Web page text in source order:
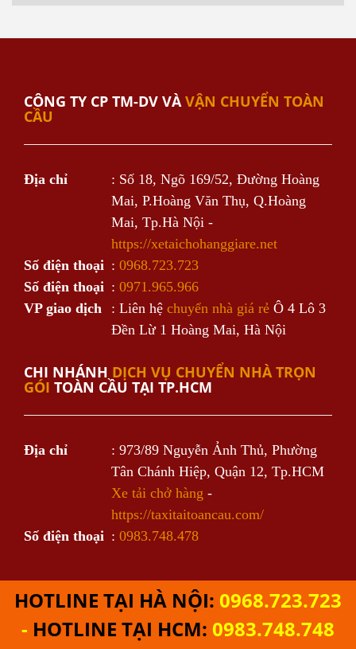
CÔNG TY CP TM-DV VÀVẬN CHUYỂN TOÀN
CẦU
Địa chỉ
: Số 18, Ngõ 169/52, Đường Hoàng
Mai, P.Hoàng Văn Thụ, Q.Hoàng
Mai, Tp.Hà Nội -
https://xetaichohanggiare.net
Số điện thoại : 0968.723.723
Số điện thoại : 0971.965.966
VP giao dịch
: Liên hệ chuyển nhà giá rẻ Ô 4 Lô 3
Đền Lừ 1 Hoàng Mai, Hà Nội
CHI NHÁNH DỊCH VỤ CHUYỂN NHÀ TRỌN
GÓI TOÀN CẦU TẠI TP.HCM
Địa chỉ
: 973/89 Nguyễn Ảnh Thủ, Phường
Tân Chánh Hiệp, Quận 12, Tp.HCM
Xe tải chở hàng -
https://taxitaitoancau.com/
Số điện thoại : 0983.748.478
HOTLINE TẠI HÀ NỘI: 0968.723.723
- HOTLINE TẠI HCM: 0983.748.748